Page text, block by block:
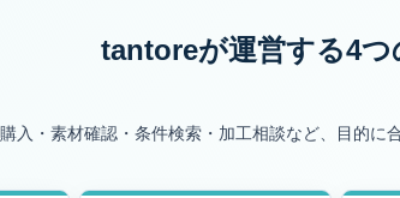
tantoreが運営する4つ
購入・素材確認・条件検索・加工相談など、目的に